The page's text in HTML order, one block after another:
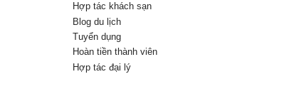
Hợp tác khách sạn
Blog du lịch
Tuyển dụng
Hoàn tiền thành viên
Hợp tác đại lý